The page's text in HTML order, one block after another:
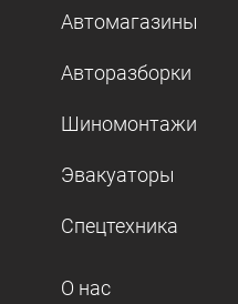
Автомагазины
Авторазборки
Шиномонтажи
Эвакуаторы
Спецтехника
О нас